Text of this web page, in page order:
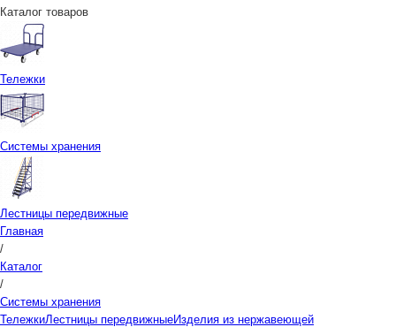
Каталог товаров
Тележки
Системы хранения
Лестницы передвижные
Главная
/
Каталог
/
Системы хранения
ТележкиЛестницы передвижныеИзделия из нержавеющей